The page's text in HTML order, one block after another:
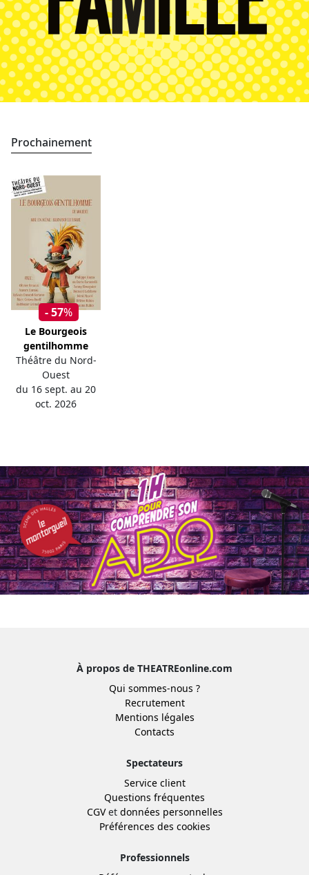
Prochainement
- 57%
Le Bourgeois
gentilhomme
Théâtre du Nord-
Ouest
du 16 sept. au 20
oct. 2026
À propos de THEATREonline.com
Qui sommes-nous ?
Recrutement
Mentions légales
Contacts
Spectateurs
Service client
Questions fréquentes
CGVet données personnelles
Préférences des cookies
Professionnels